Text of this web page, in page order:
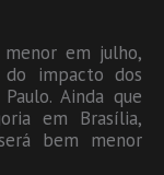
em julho,
impacto dos
Ainda que
em Brasília,
bem menor